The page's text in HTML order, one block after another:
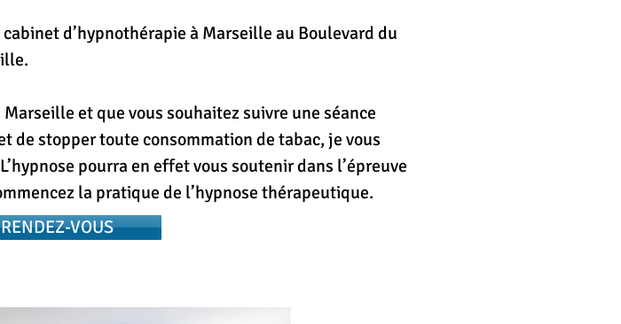
de stopper toute consommation de tabac, je vous
pourra en effet vous soutenir dans l’épreuve
la pratique de l’hypnose thérapeutique.
VOUS
d’hypnothérapie à Marseille au Boulevard du
et que vous souhaitez suivre une séance
de stopper toute consommation de tabac, je vous
pourra en effet vous soutenir dans l’épreuve
la pratique de l’hypnose thérapeutique.
VOUS